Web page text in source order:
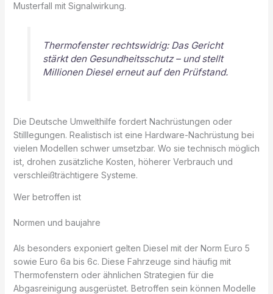
Musterfall mit Signalwirkung.
Thermofenster rechtswidrig: Das Gericht
stärkt den Gesundheitsschutz – und stellt
Millionen Diesel erneut auf den Prüfstand.
Die Deutsche Umwelthilfe fordert Nachrüstungen oder
Stilllegungen. Realistisch ist eine Hardware-Nachrüstung bei
vielen Modellen schwer umsetzbar. Wo sie technisch möglich
ist, drohen zusätzliche Kosten, höherer Verbrauch und
verschleißträchtigere Systeme.
Wer betroffen ist
Normen und baujahre
Als besonders exponiert gelten Diesel mit der Norm Euro 5
sowie Euro 6a bis 6c. Diese Fahrzeuge sind häufig mit
Thermofenstern oder ähnlichen Strategien für die
Abgasreinigung ausgerüstet. Betroffen sein können Modelle